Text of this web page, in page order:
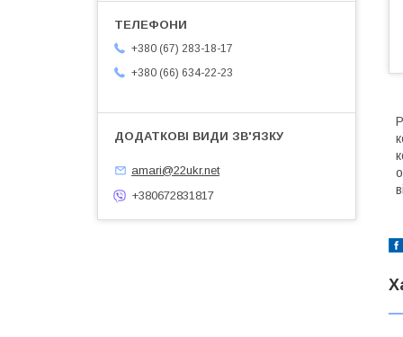
+380 (67) 283-18-17
+380 (66) 634-22-23
amari@22ukr.net
+380672831817